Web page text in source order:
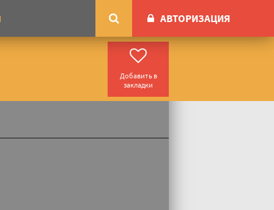
АВТОРИЗАЦИЯ
Добавить в
закладки